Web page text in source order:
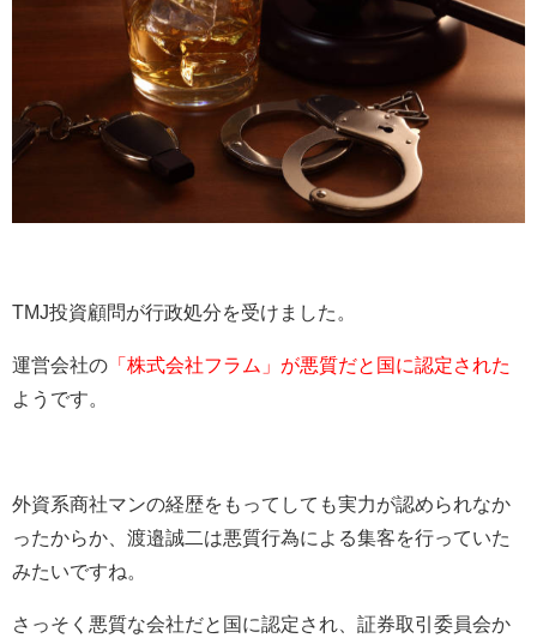
TMJ投資顧問が行政処分を受けました。
運営会社の 「株式会社フラム」が悪質だと国に認定された
ようです。
外資系商社マンの経歴をもってしても実力が認められなか
ったからか、渡邉誠二は悪質行為による集客を行っていた
みたいですね。
さっそく悪質な会社だと国に認定され、証券取引委員会か